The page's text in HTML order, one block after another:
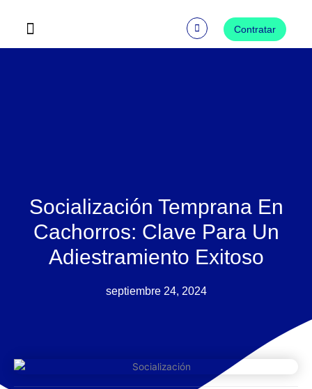
contenido
Contratar
Socialización Temprana En
Cachorros: Clave Para Un
Adiestramiento Exitoso
septiembre 24, 2024